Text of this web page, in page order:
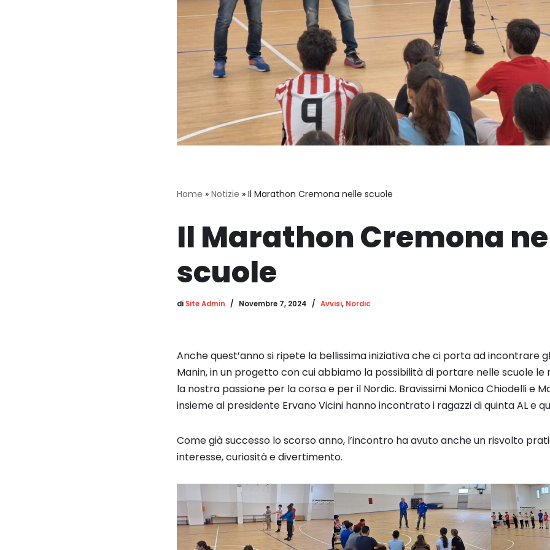
Home » Notizie » Il Marathon Cremona nelle scuole
Il Marathon Cremona
scuole
di Site Admin Novembre 7, 2024 Avvisi, Nordic
Anche quest’anno si ripete la bellissima iniziativa che ci porta ad incontrare
Manin, in un progetto con cui abbiamo la possibilità di portare nelle scuole le
la nostra passione per la corsa e per il Nordic. Bravissimi Monica Chiodelli e
insieme al presidente Ervano Vicini hanno incontrato i ragazzi di quinta AL e
Come già successo lo scorso anno, l’incontro ha avuto anche un risvolto
interesse, curiosità e divertimento.